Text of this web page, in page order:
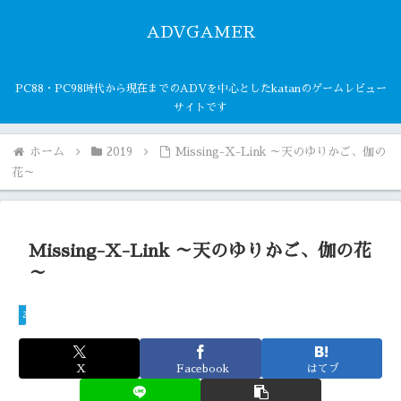
ADVGAMER
PC88・PC98時代から現在までのADVを中心としたkatanのゲームレビュー
サイトです
ホーム 2019
Missing-X-Link ～天のゆりかご、伽の
花～
Missing-X-Link ～天のゆりかご、伽の花
～
2019
X Facebook はてブ